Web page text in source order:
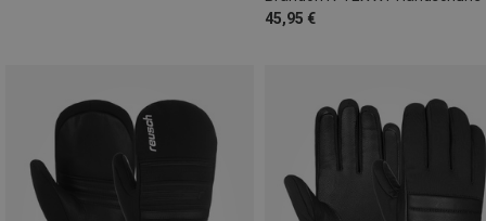
45,95 €